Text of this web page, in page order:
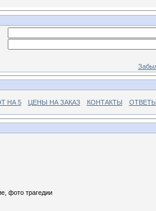
НА 5 ЦЕНЫ НА ЗАКАЗ КОНТАКТЫ
фото трагедии